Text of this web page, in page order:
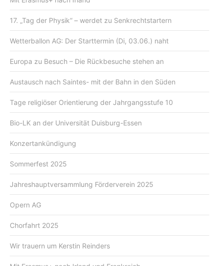
17. „Tag der Physik“ – werdet zu Senkrechtstartern
Wetterballon AG: Der Starttermin (Di, 03.06.) naht
Europa zu Besuch – Die Rückbesuche stehen an
Austausch nach Saintes- mit der Bahn in den Süden
Tage religiöser Orientierung der Jahrgangsstufe 10
Bio-LK an der Universität Duisburg-Essen
Konzertankündigung
Sommerfest 2025
Jahreshauptversammlung Förderverein 2025
Opern AG
Chorfahrt 2025
Wir trauern um Kerstin Reinders